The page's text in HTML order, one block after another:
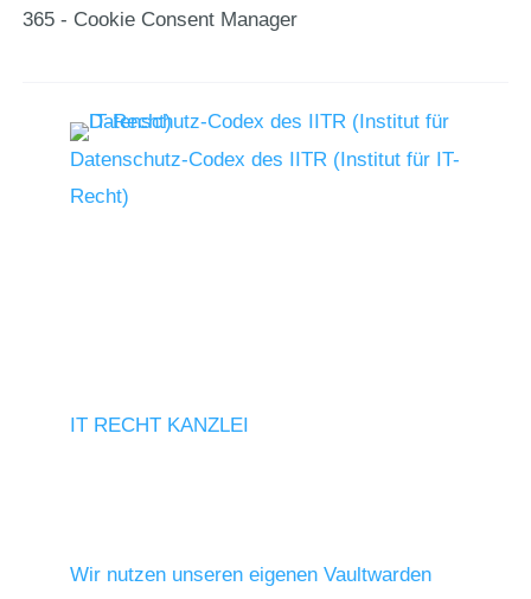
365 - Cookie Consent Manager
Datenschutz-Codex des IITR (Institut für IT-
Recht)
IT RECHT KANZLEI
Wir nutzen unseren eigenen Vaultwarden